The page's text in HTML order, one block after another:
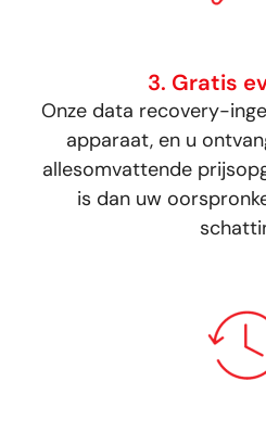
3. Gratis
Onze data recovery-
apparaat, en u
allesomvattende
is dan uw